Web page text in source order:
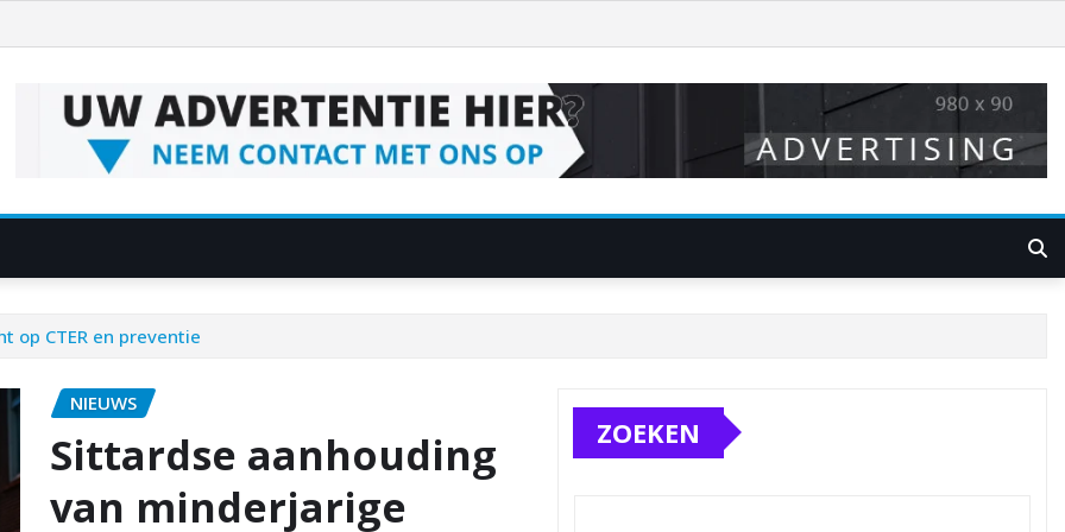
op CTER en preventie
NIEUWS
Sittardse aanhouding
van minderjarige
ZOEKEN